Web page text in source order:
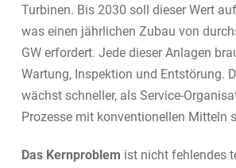
Turbinen. Bis 2030 soll dieser Wert
was einen jährlichen Zubau von
GW erfordert. Jede dieser Anlagen
Wartung, Inspektion und Entstörung.
wächst schneller, als Service-
Prozesse mit konventionellen Mitteln
Das Kernproblem ist nicht fehlendes